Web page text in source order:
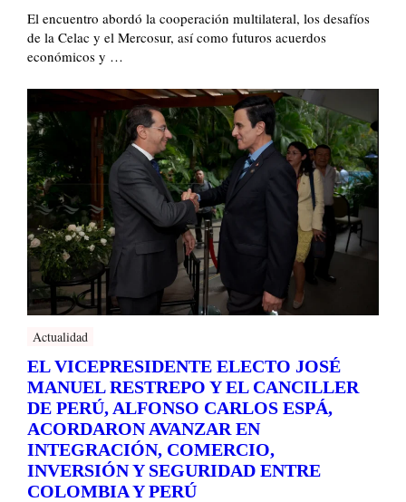
El encuentro abordó la cooperación multilateral, los desafíos
de la Celac y el Mercosur, así como futuros acuerdos
económicos y …
Actualidad
EL VICEPRESIDENTE ELECTO JOSÉ
MANUEL RESTREPO Y EL CANCILLER
DE PERÚ, ALFONSO CARLOS ESPÁ,
ACORDARON AVANZAR EN
INTEGRACIÓN, COMERCIO,
INVERSIÓN Y SEGURIDAD ENTRE
COLOMBIA Y PERÚ